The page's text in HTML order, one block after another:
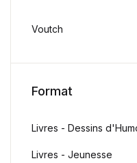
Voutch
Format
Livres - Dessins
Livres - Jeunesse